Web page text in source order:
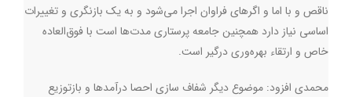
ناقص و با اما و اگرهای فراوان اجرا می‌شود و به یک بازنگری و تغییرات
اساسی نیاز دارد همچنین جامعه پرستاری مدت‌ها است با فوق‌العاده
خاص و ارتقاء بهره‌وری درگیر است.
محمدی افزود: موضوع دیگر شفاف سازی احصا درآمدها و بازتوزیع